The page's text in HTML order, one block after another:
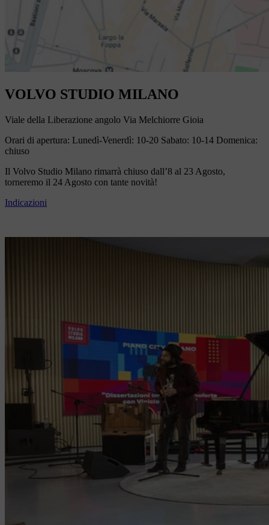
VOLVO STUDIO MILANO
Viale della Liberazione angolo Via Melchiorre Gioia
Orari di apertura: Lunedì-Venerdì: 10-20 Sabato: 10-14 Domenica:
chiuso
Il Volvo Studio Milano rimarrà chiuso dall’8 al 23 Agosto,
torneremo il 24 Agosto con tante novità!
Indicazioni